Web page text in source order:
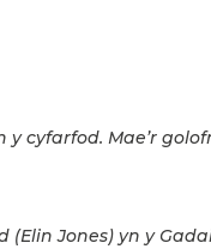
cyfarfod. Mae’r
Jones) yn y